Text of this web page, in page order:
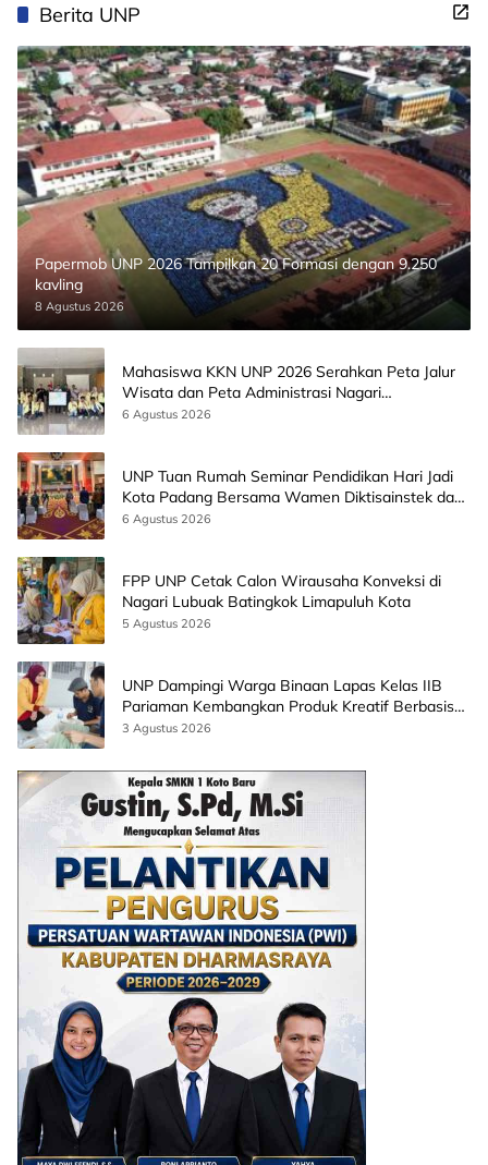
Berita UNP
Papermob UNP 2026 Tampilkan 20 Formasi dengan 9.250
kavling
8 Agustus 2026
Mahasiswa KKN UNP 2026 Serahkan Peta Jalur
Wisata dan Peta Administrasi Nagari
Paninggahan
6 Agustus 2026
UNP Tuan Rumah Seminar Pendidikan Hari Jadi
Kota Padang Bersama Wamen Diktisainstek dan
CEO EMGS Malaysia
6 Agustus 2026
FPP UNP Cetak Calon Wirausaha Konveksi di
Nagari Lubuak Batingkok Limapuluh Kota
5 Agustus 2026
UNP Dampingi Warga Binaan Lapas Kelas IIB
Pariaman Kembangkan Produk Kreatif Berbasis
AI
3 Agustus 2026